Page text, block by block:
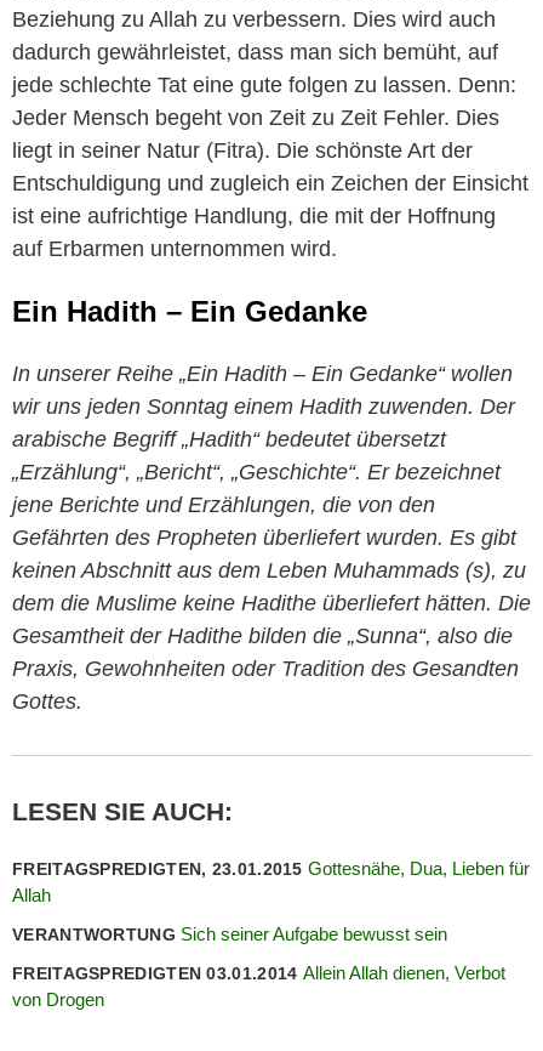
Beziehung zu Allah zu verbessern. Dies wird auch
dadurch gewährleistet, dass man sich bemüht, auf
jede schlechte Tat eine gute folgen zu lassen. Denn:
Jeder Mensch begeht von Zeit zu Zeit Fehler. Dies
liegt in seiner Natur (Fitra). Die schönste Art der
Entschuldigung und zugleich ein Zeichen der Einsicht
ist eine aufrichtige Handlung, die mit der Hoffnung
auf Erbarmen unternommen wird.
Ein Hadith – Ein Gedanke
In unserer Reihe „Ein Hadith – Ein Gedanke“ wollen
wir uns jeden Sonntag einem Hadith zuwenden. Der
arabische Begriff „Hadith“ bedeutet übersetzt
„Erzählung“, „Bericht“, „Geschichte“. Er bezeichnet
jene Berichte und Erzählungen, die von den
Gefährten des Propheten überliefert wurden. Es gibt
keinen Abschnitt aus dem Leben Muhammads (s), zu
dem die Muslime keine Hadithe überliefert hätten. Die
Gesamtheit der Hadithe bilden die „Sunna“, also die
Praxis, Gewohnheiten oder Tradition des Gesandten
Gottes.
LESEN SIE AUCH:
FREITAGSPREDIGTEN, 23.01.2015 Gottesnähe, Dua, Lieben für
Allah
VERANTWORTUNG Sich seiner Aufgabe bewusst sein
FREITAGSPREDIGTEN 03.01.2014 Allein Allah dienen, Verbot
von Drogen